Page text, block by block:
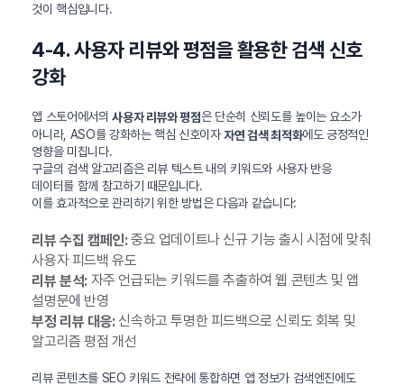
것이 핵심입니다.
4-4. 사용자 리뷰와 평점을 활용한 검색 신호
강화
앱 스토어에서의사용자 리뷰와 평점은 단순히 신뢰도를 높이는 요소가
아니라, ASO를 강화하는 핵심 신호이자자연 검색 최적화에도 긍정적인
영향을 미칩니다.
구글의 검색 알고리즘은 리뷰 텍스트 내의 키워드와 사용자 반응
데이터를 함께 참고하기 때문입니다.
이를 효과적으로 관리하기 위한 방법은 다음과 같습니다:
리뷰 수집 캠페인:중요 업데이트나 신규 기능 출시 시점에 맞춰
사용자 피드백 유도
리뷰 분석:자주 언급되는 키워드를 추출하여 웹 콘텐츠 및 앱
설명문에 반영
부정 리뷰 대응:신속하고 투명한 피드백으로 신뢰도 회복 및
알고리즘 평점 개선
리뷰 콘텐츠를 SEO 키워드 전략에 통합하면 앱 정보가 검색엔진에도